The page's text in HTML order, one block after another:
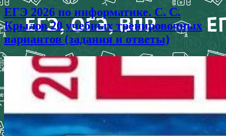
ЕГЭ 2026 по информатике. С. С.
Крылов 20 учебных тренировочных
вариантов (задания и ответы)